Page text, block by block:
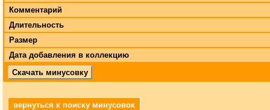
Комментарий
Длительность
Размер
Дата добавления в коллекцию
Скачать минусовку
вернуться к поиску минусовок